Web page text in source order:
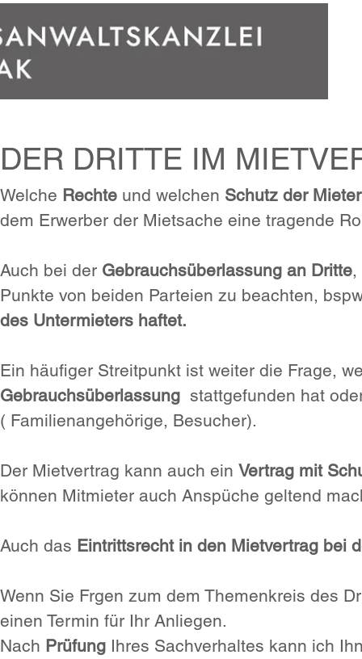
DER DRITTE IM
Welche Rechte und welchen Schutz der
dem Erwerber der Mietsache eine tragende
Auch bei der Gebrauchsüberlassung an Dritte,
Punkte von beiden Parteien zu beachten,
des Untermieters haftet.
Ein häufiger Streitpunkt ist weiter die Frage,
Gebrauchsüberlassung stattgefunden hat
( Familienangehörige, Besucher).
Der Mietvertrag kann auch ein Vertrag mit
können Mitmieter auch Anspüche geltend
Auch das Eintrittsrecht in den Mietvertrag bei
Wenn Sie Frgen zum dem Themenkreis des
einen Termin für Ihr Anliegen.
Nach Prüfung Ihres Sachverhaltes kann ich